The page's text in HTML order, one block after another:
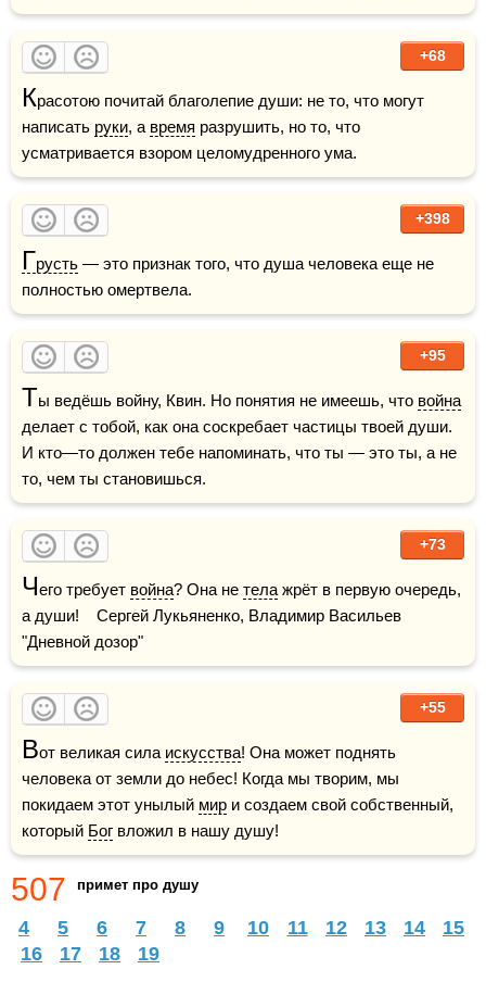
+68
Красотою почитай благолепие души: не то, что могут
написать руки, а время разрушить, но то, что
усматривается взором целомудренного ума.
+398
Грусть — это признак того, что душа человека еще не
полностью омертвела.
+95
Ты ведёшь войну, Квин. Но понятия не имеешь, что война
делает с тобой, как она соскребает частицы твоей души.
И кто—то должен тебе напоминать, что ты — это ты, а не
то, чем ты становишься.
+73
Чего требует война? Она не тела жрёт в первую очередь,
а души!    Сергей Лукьяненко, Владимир Васильев
"Дневной дозор"
+55
Вот великая сила искусства! Она может поднять
человека от земли до небес! Когда мы творим, мы
покидаем этот унылый мир и создаем свой собственный,
который Бог вложил в нашу душу!
507 примет про душу
4 5 6 7 8 9 10 11 12 13 14
15
16
17 18 19